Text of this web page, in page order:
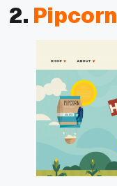
2. Pipcorn